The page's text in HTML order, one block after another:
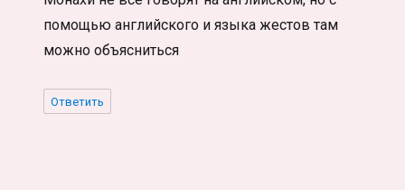
помощью английского и языка жестов там
можно объясниться
Ответить